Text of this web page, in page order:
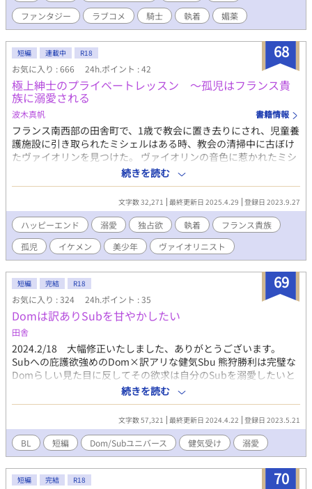
ファンタジー
ラブコメ 騎士 執着 媚薬
68
短編 連載中 R18
お気に入り : 666 24h.ポイント : 42
極上紳士のプライベートレッスン 〜孤児はフランス貴
族に溺愛される
波木真帆 書籍情報
フランス南西部の田舎町で、1歳で教会に置き去りにされ、児童養
護施設に引き取られたミシェルはある時、教会の清掃中に古ぼけ
たヴァイオリンを見つけた。 ヴァイオリンの音色に惹かれたミシ
ェルは独学で勉強し、数年後には耳で聴いたものは弾けるように
なっていた。 ある時、演奏を褒めてくれた人の推薦でパリの音楽
学校に入学することになったミシェルは褒めてくれた彼がフラン
スの大富豪エヴァン・ロレーヌだと知る。 そのエヴァンからお世
話係・セルジュを紹介されたミシェルは、セルジュを好きになっ
てしまい……。 孤児であるミシェルがフランス貴族に愛されるシ
ンデレラストーリー。 こちらは 「天涯孤独になった僕をイケメン
外国人が甘やかしてくれます」のスピンオフ小説です。 そのまま
でも楽しんでいただけますが、併せてお読みいただくとより楽し
んでいただけると思います。 R18には※つけます。
続きを読む
文字数 32,271 最終更新日 2025.4.29 登録日 2023.9.27
ハッピーエンド 溺愛 独占欲 執着
フランス貴族
孤児
イケメン 美少年 ヴァイオリニスト
69
短編 完結 R18
お気に入り : 324 24h.ポイント : 35
Domは訳ありSubを甘やかしたい
田舎
2024.2/18 大幅修正いたしました、ありがとうございます。
Subへの庇護欲強めのDom×訳アリな健気Sbu 熊狩勝利は完璧な
Domらしい見た目に反してその欲求は自分のSubを溺愛したいと
いうもの。けれど寄って来るのはハードプレイ所望者ばかりで今
夜も合コンに敗れての帰宅。 『お兄さん、俺を買わない？』 欲求
不満と酒に酔いつぶれた夜に声をかけてきたのは、全裸の露出魔
――――！？！？ ・基本攻め目線です ・受けが他のDomに乱暴
されてしまう描写があります
続きを読む
文字数 57,321 最終更新日 2024.4.22 登録日 2023.5.21
BL 短編 Dom/Subユニバース 健気受け 溺愛
70
短編 完結 R18